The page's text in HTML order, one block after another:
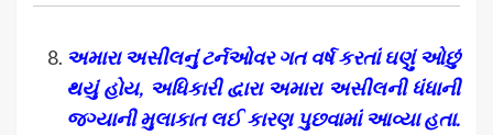
અમારા અસીલનું ટર્નઓવર ગત વર્ષ કરતાં ઘણું ઓછું
થયું હોય, અધિકારી દ્વારા અમારા અસીલની ધંધાની
જગ્યાની મુલાકાત લઈ કારણ પુછવામાં આવ્યા હતા.